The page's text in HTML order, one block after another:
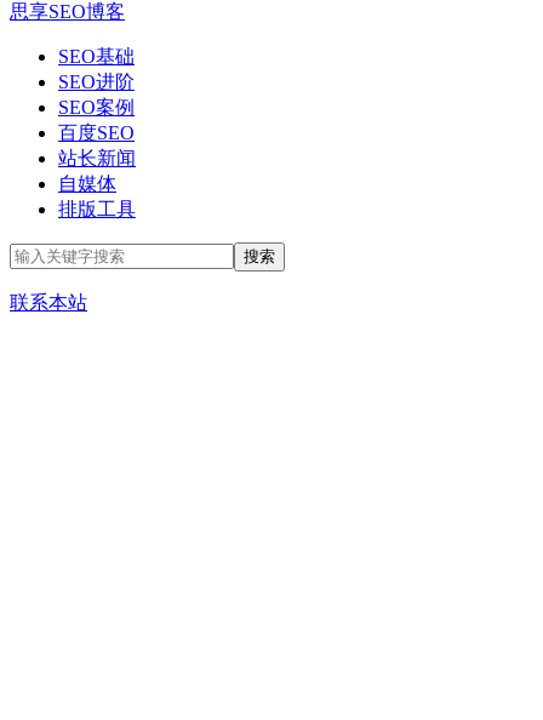
思享SEO博客
SEO基础
SEO进阶
SEO案例
百度SEO
站长新闻
自媒体
排版工具
联系本站